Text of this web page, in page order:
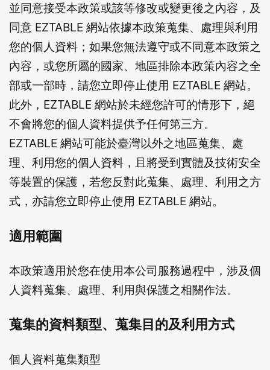
並同意接受本政策或該等修改或變更後之內容，及
同意 EZTABLE 網站依據本政策蒐集、處理與利用
您的個人資料；如果您無法遵守或不同意本政策之
內容，或您所屬的國家、地區排除本政策內容之全
部或一部時，請您立即停止使用 EZTABLE 網站。
此外，EZTABLE 網站於未經您許可的情形下，絕
不會將您的個人資料提供予任何第三方。
EZTABLE 網站可能於臺灣以外之地區蒐集、處
理、利用您的個人資料，且將受到實體及技術安全
等裝置的保護，若您反對此蒐集、處理、利用之方
式，亦請您立即停止使用 EZTABLE 網站。
適用範圍
本政策適用於您在使用本公司服務過程中，涉及個
人資料蒐集、處理、利用與保護之相關作法。
蒐集的資料類型、蒐集目的及利用方式
個人資料蒐集類型